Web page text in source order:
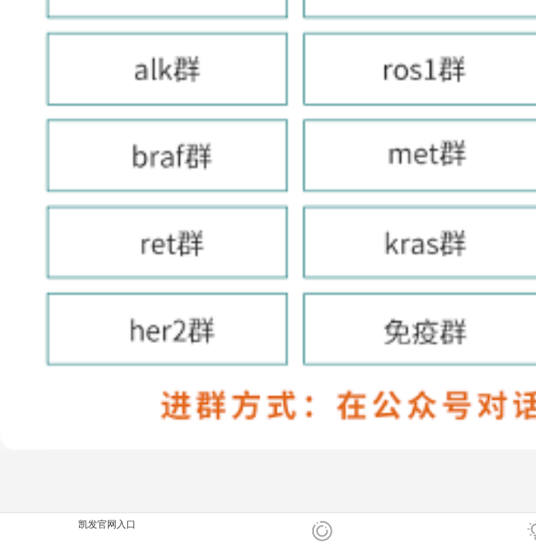
凯发官网入口